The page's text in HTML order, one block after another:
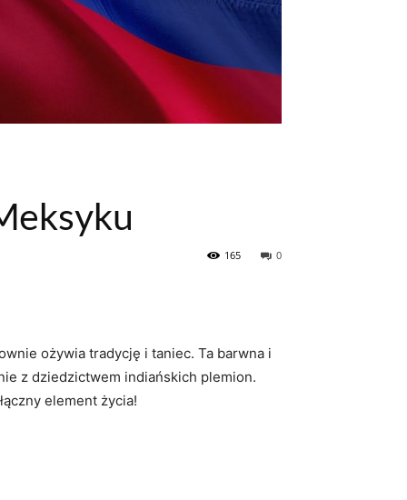
0
165
ożywia tradycję i taniec. Ta barwna⁢ i
z dziedzictwem indiańskich plemion.
element życia!